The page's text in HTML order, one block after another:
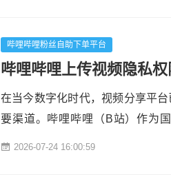
## 一、视频号在线人数查看...
哔哩哔哩粉丝自助下单平台
哔哩哔哩上传视频隐私
在当今数字化时代，视频分享平
要渠道。哔哩哔哩（B站）作为
2026-07-24 16:00:59